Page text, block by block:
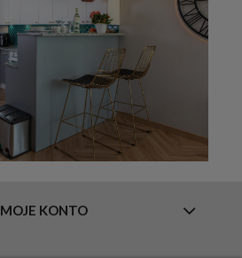
MOJE KONTO